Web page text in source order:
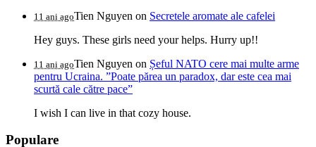
11 ani agoTien Nguyen on Secretele aromate ale cafelei
Hey guys. These girls need your helps. Hurry up!!
11 ani agoTien Nguyen on Șeful NATO cere mai multe arme
pentru Ucraina. ”Poate părea un paradox, dar este cea mai
scurtă cale către pace”
I wish I can live in that cozy house.
Populare